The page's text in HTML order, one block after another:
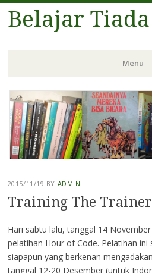
Belajar
Menu
Skip
to
content
2015/11/19 BY ADMIN
Training The Trainer
Hari sabtu lalu, tanggal 14
pelatihan Hour of Code. Pelatihan
siapapun yang berkenan
tanggal 12-20 Desember (untuk